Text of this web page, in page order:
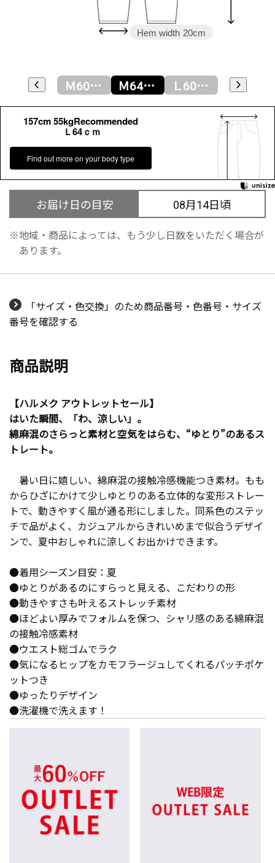
Hem width 20cm
Ｓ64ｃｍ Ｍ60ｃｍ Ｍ64ｃｍ Ｌ60ｃｍ
157cm 55kgRecommended
Ｌ64ｃｍ
Find out more on your body type
お届け日の目安 08月14日頃
地域・商品によっては、もう少し日数をいただく場合が
あります。
「サイズ・色交換」のため商品番号・色番号・サイズ
番号を確認する
商品説明
【ハルメク アウトレットセール】
はいた瞬間、「わ、涼しい」。
綿麻混のさらっと素材と空気をはらむ、“ゆとり”のあるス
トレート。
暑い日に嬉しい、綿麻混の接触冷感機能つき素材。もも
からひざにかけて少しゆとりのある立体的な変形ストレー
トで、動きやすく風が通る形にしました。同系色のステッ
チで品がよく、カジュアルからきれいめまで似合うデザイ
ンで、夏中おしゃれに涼しくお出かけできます。
●着用シーズン目安：夏
●ゆとりがあるのにすらっと見える、こだわりの形
●動きやすさも叶えるストレッチ素材
●ほどよい厚みでフォルムを保つ、シャリ感のある綿麻混
の接触冷感素材
●ウエスト総ゴムでラク
●気になるヒップをカモフラージュしてくれるパッチポケ
ットつき
●ゆったりデザイン
●洗濯機で洗えます！